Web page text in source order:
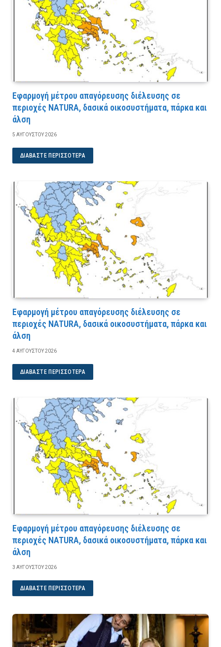
Εφαρμογή μέτρου απαγόρευσης διέλευσης σε
περιοχές NATURA, δασικά οικοσυστήματα, πάρκα και
άλση
5 ΑΥΓΟΎΣΤΟΥ 2026
ΔΙΑΒΆΣΤΕ ΠΕΡΙΣΣΌΤΕΡΑ
Εφαρμογή μέτρου απαγόρευσης διέλευσης σε
περιοχές NATURA, δασικά οικοσυστήματα, πάρκα και
άλση
4 ΑΥΓΟΎΣΤΟΥ 2026
ΔΙΑΒΆΣΤΕ ΠΕΡΙΣΣΌΤΕΡΑ
Εφαρμογή μέτρου απαγόρευσης διέλευσης σε
περιοχές NATURA, δασικά οικοσυστήματα, πάρκα και
άλση
3 ΑΥΓΟΎΣΤΟΥ 2026
ΔΙΑΒΆΣΤΕ ΠΕΡΙΣΣΌΤΕΡΑ